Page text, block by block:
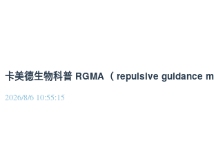
卡美德生物科普 RGMA（ repulsive guidance
2026/8/6 10:55:15